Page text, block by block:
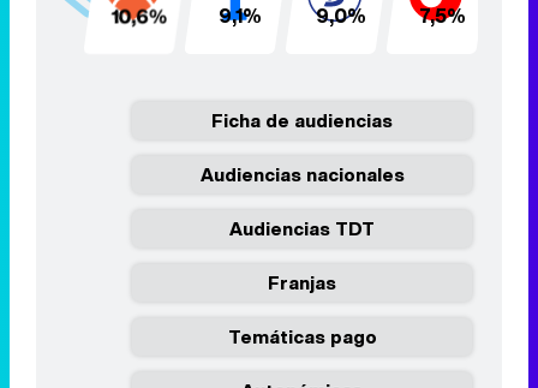
10,6% 9,1% 9,0% 7,5%
Ficha de audiencias
Audiencias nacionales
Audiencias TDT
Franjas
Temáticas pago